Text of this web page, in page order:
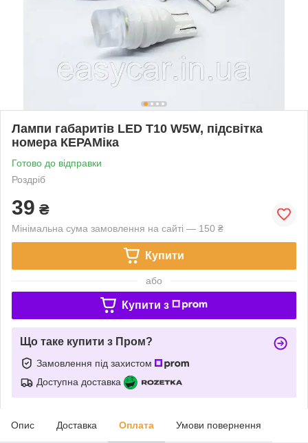
Лампи габаритів LED T10 W5W, підсвітка
номера КЕРАМіка
Готово до відправки
Роздріб
39 ₴
Мінімальна сума замовлення на сайті — 150 ₴
Купити
або
Купити з
Що таке купити з Пром?
Замовлення під захистом
Доступна доставка
Опис Доставка Оплата Умови повернення